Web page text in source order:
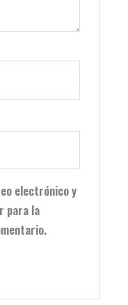
electrónico y
para la